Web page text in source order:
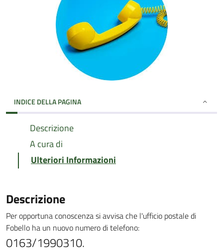
INDICE DELLA PAGINA
Descrizione
A cura di
Ulteriori Informazioni
Descrizione
Per opportuna conoscenza si avvisa che l'ufficio postale di
Fobello ha un nuovo numero di telefono:
0163/1990310.